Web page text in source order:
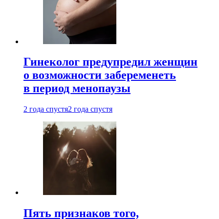
Гинеколог предупредил женщин
о возможности забеременеть
в период менопаузы
2 года спустя2 года спустя
Пять признаков того,